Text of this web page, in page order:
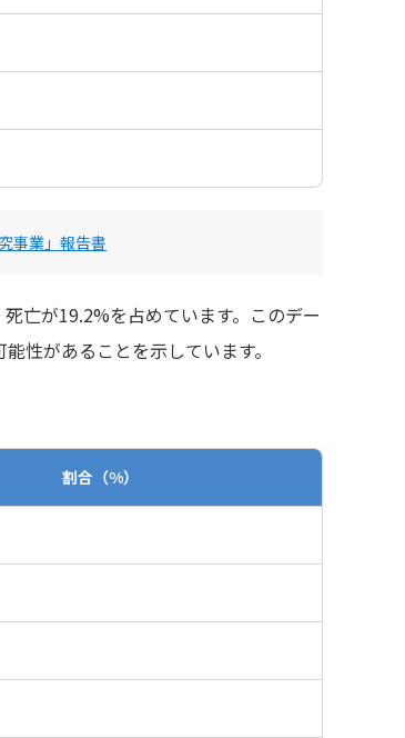
事業」報告書
亡が19.2%を占めています。このデー
性があることを示しています。
割合（%）